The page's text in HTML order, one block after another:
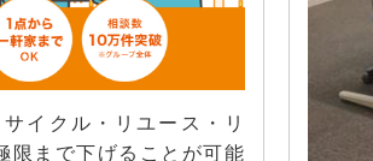
イクル・リユース・リ
限まで下げることが可能